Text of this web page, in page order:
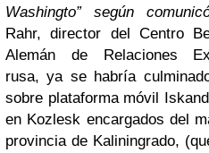
Washingto” según
Rahr, director del Centro
Alemán de Relaciones
rusa, ya se habría
sobre plataforma móvil
en Kozlesk encargados del
provincia de Kaliningrado,